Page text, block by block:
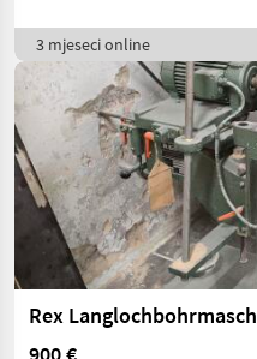
3 mjeseci online
Rex